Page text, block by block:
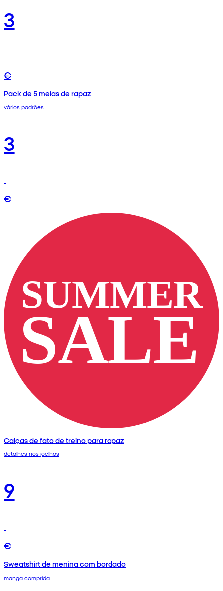
3
€
Pack de 5 meias de rapaz
vários padrões
3
€
Calças de fato de treino para rapaz
detalhes nos joelhos
9
€
Sweatshirt de menina com bordado
manga comprida